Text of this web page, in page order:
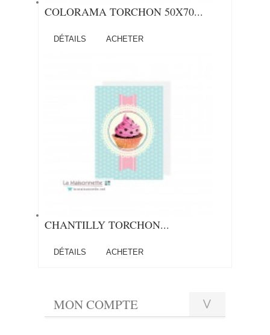
COLORAMA TORCHON 50X70...
DÉTAILS ACHETER
CHANTILLY TORCHON...
DÉTAILS ACHETER
MON COMPTE